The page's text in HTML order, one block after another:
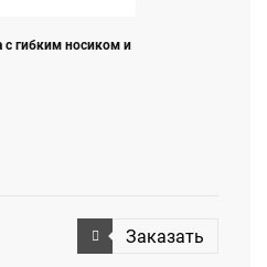
с гибким носиком и
Заказать